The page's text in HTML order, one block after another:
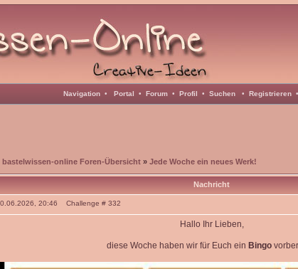
Navigation • Portal • Forum • Profil • Suchen • Registrieren
bastelwissen-online Foren-Übersicht » Jede Woche ein neues Werk!
Nachricht
20:46 Challenge # 332
Hallo Ihr Lieben,
diese Woche haben wir für Euch ein Bingo